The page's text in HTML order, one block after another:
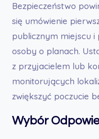
Bezpieczeństwo
się umówienie
publicznym miejscu i
osoby o planach.
z przyjacielem lub
monitorujących
zwiększyć poczucie
Wybór